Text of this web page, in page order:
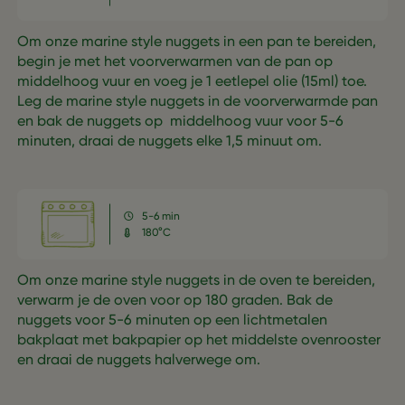
Om onze marine style nuggets in een pan te bereiden,
begin je met het voorverwarmen van de pan op
middelhoog vuur en voeg je 1 eetlepel olie (15ml) toe.
Leg de marine style nuggets in de voorverwarmde pan
en bak de nuggets op middelhoog vuur voor 5-6
minuten, draai de nuggets elke 1,5 minuut om.
5-6 min
180°C
Om onze marine style nuggets in de oven te bereiden,
verwarm je de oven voor op 180 graden. Bak de
nuggets voor 5-6 minuten op een lichtmetalen
bakplaat met bakpapier op het middelste ovenrooster
en draai de nuggets halverwege om.